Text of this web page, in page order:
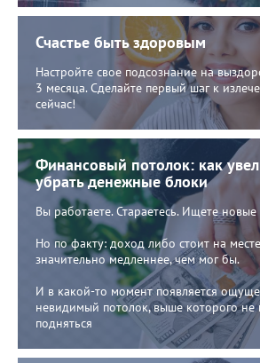
Счастье быть здоровым
Настройте свое подсознание на
3 месяца. Сделайте первый шаг к
сейчас!
Финансовый потолок: как
убрать денежные блоки
Вы работаете. Стараетесь. Ищете
Но по факту: доход либо стоит на
значительно медленнее, чем мог бы.
И в какой-то момент появляется
невидимый потолок, выше которого не
подняться